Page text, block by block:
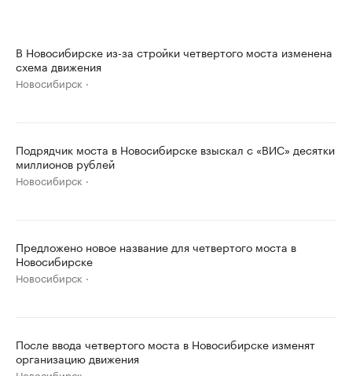
В Новосибирске из-за стройки четвертого моста изменена
схема движения
Новосибирск
Подрядчик моста в Новосибирске взыскал с «ВИС» десятки
миллионов рублей
Новосибирск
Предложено новое название для четвертого моста в
Новосибирске
Новосибирск
После ввода четвертого моста в Новосибирске изменят
организацию движения